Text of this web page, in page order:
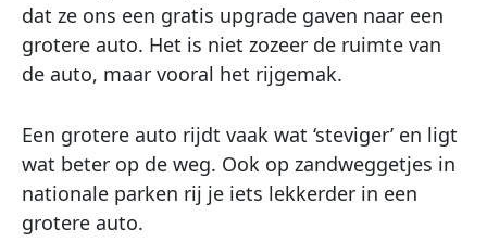
dat ze ons een gratis upgrade gaven naar een
grotere auto. Het is niet zozeer de ruimte van
de auto, maar vooral het rijgemak.
Een grotere auto rijdt vaak wat ‘steviger’ en ligt
wat beter op de weg. Ook op zandweggetjes in
nationale parken rij je iets lekkerder in een
grotere auto.